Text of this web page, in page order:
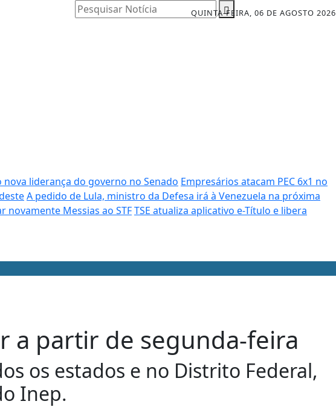
QUINTA-FEIRA, 06 DE AGOSTO 2026
Pesquisar Notícia
nova liderança do governo no Senado Empresários atacam PEC 6x1 no
A pedido de Lula, ministro da Defesa irá à Venezuela na próxima
novamente Messias ao STFTSE atualiza aplicativo e-Título e libera
a partir de segunda-feira
os estados e no Distrito Federal,
Inep.